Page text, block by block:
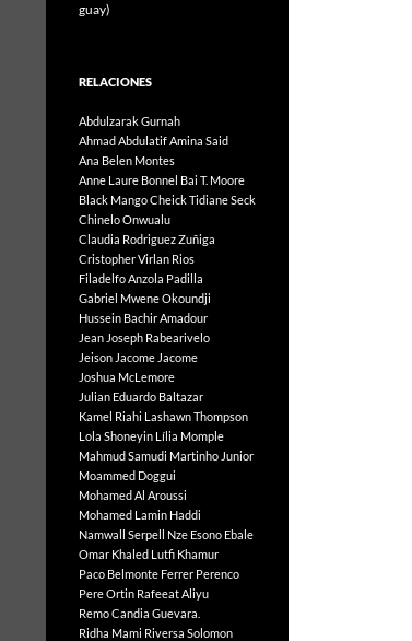
guay)
RELACIONES
Abdulzarak Gurnah
Ahmad AbdulatifAmina Said
Ana Belen Montes
Anne Laure Bonnel Bai T. Moore
Black MangoCheick Tidiane Seck
Chinelo Onwualu
Claudia Rodriguez Zuñiga
Cristopher Virlan Rios
Filadelfo Anzola Padilla
Gabriel Mwene Okoundji
Hussein Bachir Amadour
Jean Joseph Rabearivelo
Jeison Jacome Jacome
Joshua McLemore
Julian Eduardo Baltazar
Kamel Riahi Lashawn Thompson
Lola Shoneyin Lília Momple
Mahmud Samudi Martinho Junior
Moammed Doggui
Mohamed Al Aroussi
Mohamed Lamin Haddi
Namwall Serpell Nze Esono Ebale
Omar Khaled Lutfi Khamur
Paco Belmonte Ferrer Perenco
Pere Ortin Rafeeat Aliyu
Remo Candia Guevara.
Ridha Mami Riversa Solomon